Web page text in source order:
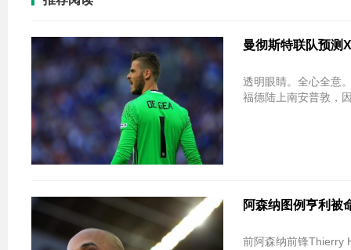
曼彻斯特联队预测
透明眼睛。全心全意
福德陆上南安普敦，
阿森纳图例亨利被
前阿森纳前锋Thierry